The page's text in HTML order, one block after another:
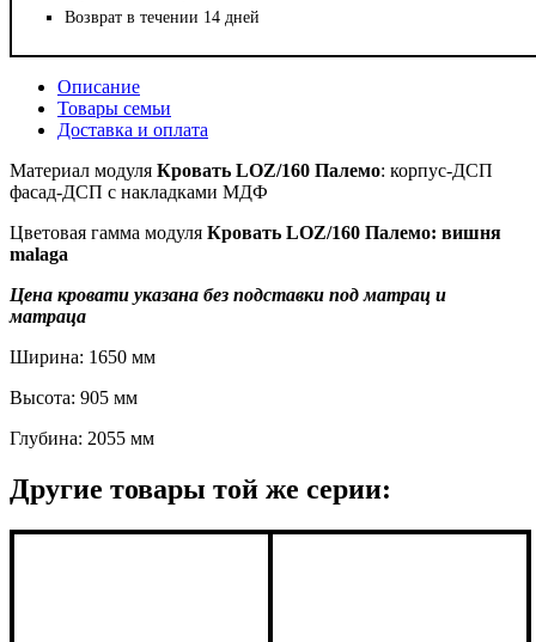
Возврат в течении 14 дней
Описание
Товары семьи
Доставка и оплата
Материал модуля Кровать LOZ/160 Палемо: корпус-ДСП
фасад-ДСП с накладками МДФ
Цветовая гамма модуля Кровать LOZ/160 Палемо: вишня
malaga
Цена кровати указана без подставки под матрац и
матраца
Ширина: 1650 мм
Высота: 905 мм
Глубина: 2055 мм
Другие товары той же серии: